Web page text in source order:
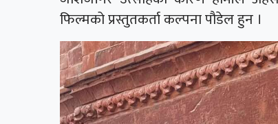
फिल्मको प्रस्तुतकर्ता कल्पना पौडेल हुन ।